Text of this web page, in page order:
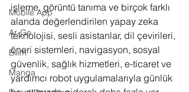
Mobile App
Ar-Ge
Bilim
Manga
işleme, görüntü tanıma ve birçok farklı
alanda değerlendirilen yapay zeka
teknolojisi, sesli asistanlar, dil çevirileri,
öneri sistemleri, navigasyon, sosyal
güvenlik, sağlık hizmetleri, e-ticaret ve
yardımcı robot uygulamalarıyla günlük